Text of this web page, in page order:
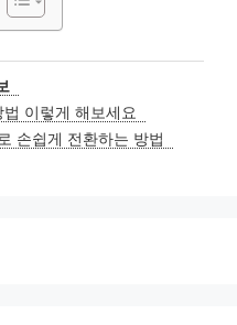
이렇게 해보세요
손쉽게 전환하는 방법